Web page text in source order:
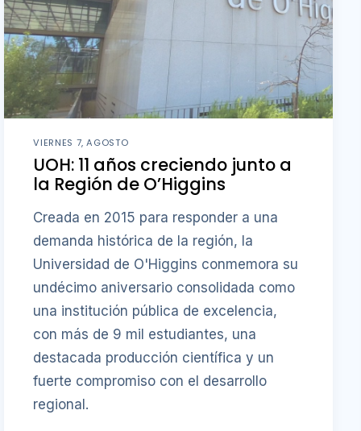
VIERNES 7, AGOSTO
UOH: 11 años creciendo junto a
la Región de O’Higgins
Creada en 2015 para responder a una
demanda histórica de la región, la
Universidad de O'Higgins conmemora su
undécimo aniversario consolidada como
una institución pública de excelencia,
con más de 9 mil estudiantes, una
destacada producción científica y un
fuerte compromiso con el desarrollo
regional.